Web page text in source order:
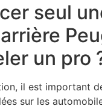
seul
un pro
il est important
sur les